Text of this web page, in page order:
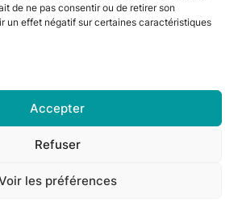
de ne pas consentir ou de retirer son
un effet négatif sur certaines caractéristiques
Accepter
Refuser
les préférences
53
77
. Tous droits réservés –